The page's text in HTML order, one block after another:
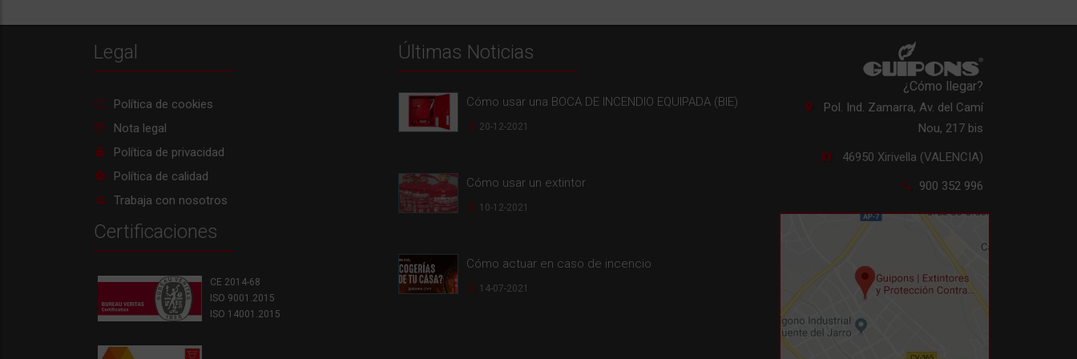
eléctrico
Todo experto en mantenimiento contra
incendios en Valencia te puede asesorar a la
hora de elegir…
Legal
Política de cookies
Nota legal
Política de privacidad
Política de calidad
Trabaja con nosotros
Certificaciones
CE 2014-68
ISO 9001.2015
ISO 14001.2015
Últimas Noticias
Cómo usar una BOCA DE INCENDIO EQUIPADA (BIE)
20-12-2021
Cómo usar un extintor
10-12-2021
Cómo actuar en caso de incencio
14-07-2021
¿Cómo llegar?
Pol. Ind. Zamarra, Av. del Camí
Nou, 217 bis
46950 Xirivella (VALENCIA)
900 352 996